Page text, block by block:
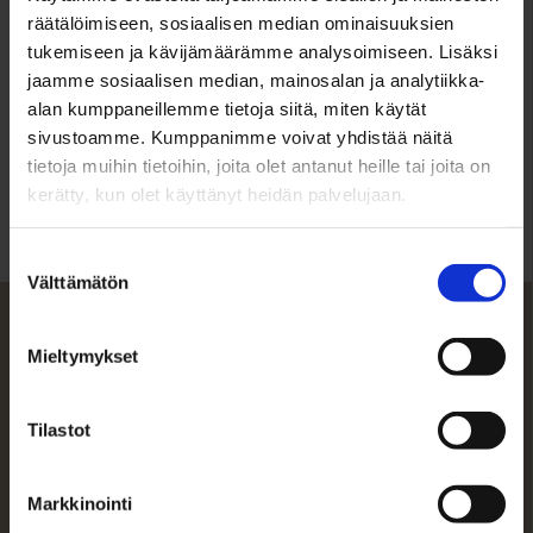
räätälöimiseen, sosiaalisen median ominaisuuksien
tukemiseen ja kävijämäärämme analysoimiseen. Lisäksi
jaamme sosiaalisen median, mainosalan ja analytiikka-
alan kumppaneillemme tietoja siitä, miten käytät
sivustoamme. Kumppanimme voivat yhdistää näitä
tietoja muihin tietoihin, joita olet antanut heille tai joita on
kerätty, kun olet käyttänyt heidän palvelujaan.
valinta
Välttämätön
Mieltymykset
Tilastot
Markkinointi
Asuinpinta-ala n.
134 m²
Ikkunoiden suunta
Olohuoneesta ja toiselta parvekkeelta kaupunkinäkymät
etelään. Maakuuhuoneiden ja toisen parvekkeen puolelta
metsämaisemat pohjoiseen.
Keittiö/varusteet
Toimiva ja tilava keittiö uusittu täysin vuonna 2003.
Astianpesukone ei ole toimiva.
Kph/wc/varusteet
Kylpyhuone ja sauna remontoitu vuonna 2004. Varusteet:
wc -istuin, bidee-suihku, peilikaappi, käsienpesuallas,
allaskaappi, pyyhekuivain, suihku, tilaa